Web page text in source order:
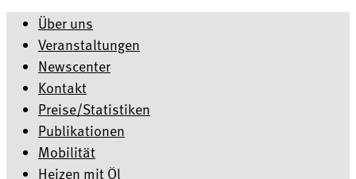
Über uns
Veranstaltungen
Newscenter
Kontakt
Preise/Statistiken
Publikationen
Mobilität
Heizen mit Öl